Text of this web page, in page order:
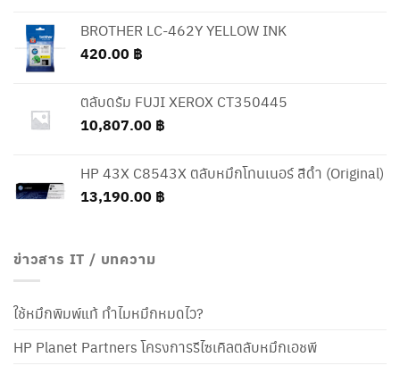
BROTHER LC-462Y YELLOW INK
420.00 ฿
ตลับดรัม FUJI XEROX CT350445
10,807.00 ฿
HP 43X C8543X ตลับหมึกโทนเนอร์ สีดำ (Original)
13,190.00 ฿
ข่าวสาร IT / บทความ
ใช้หมึกพิมพ์แท้ ทำไมหมึกหมดไว?
HP Planet Partners โครงการรีไซเคิลตลับหมึกเอชพี